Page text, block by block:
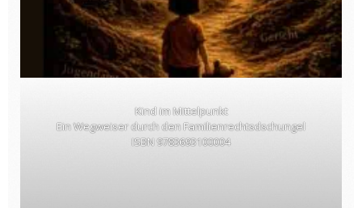
Kind im Mittelpunkt
Ein Wegweiser durch den Familienrechtsdschungel
ISBN 9783693100004